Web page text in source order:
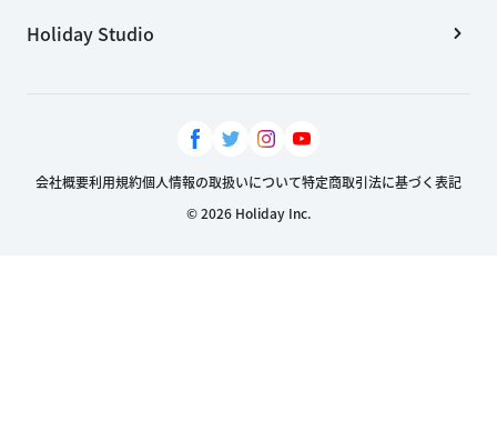
Holiday Studio
会社概要利用規約個人情報の取扱いについて特定商取引法に基づく表記
© 2026 Holiday Inc.